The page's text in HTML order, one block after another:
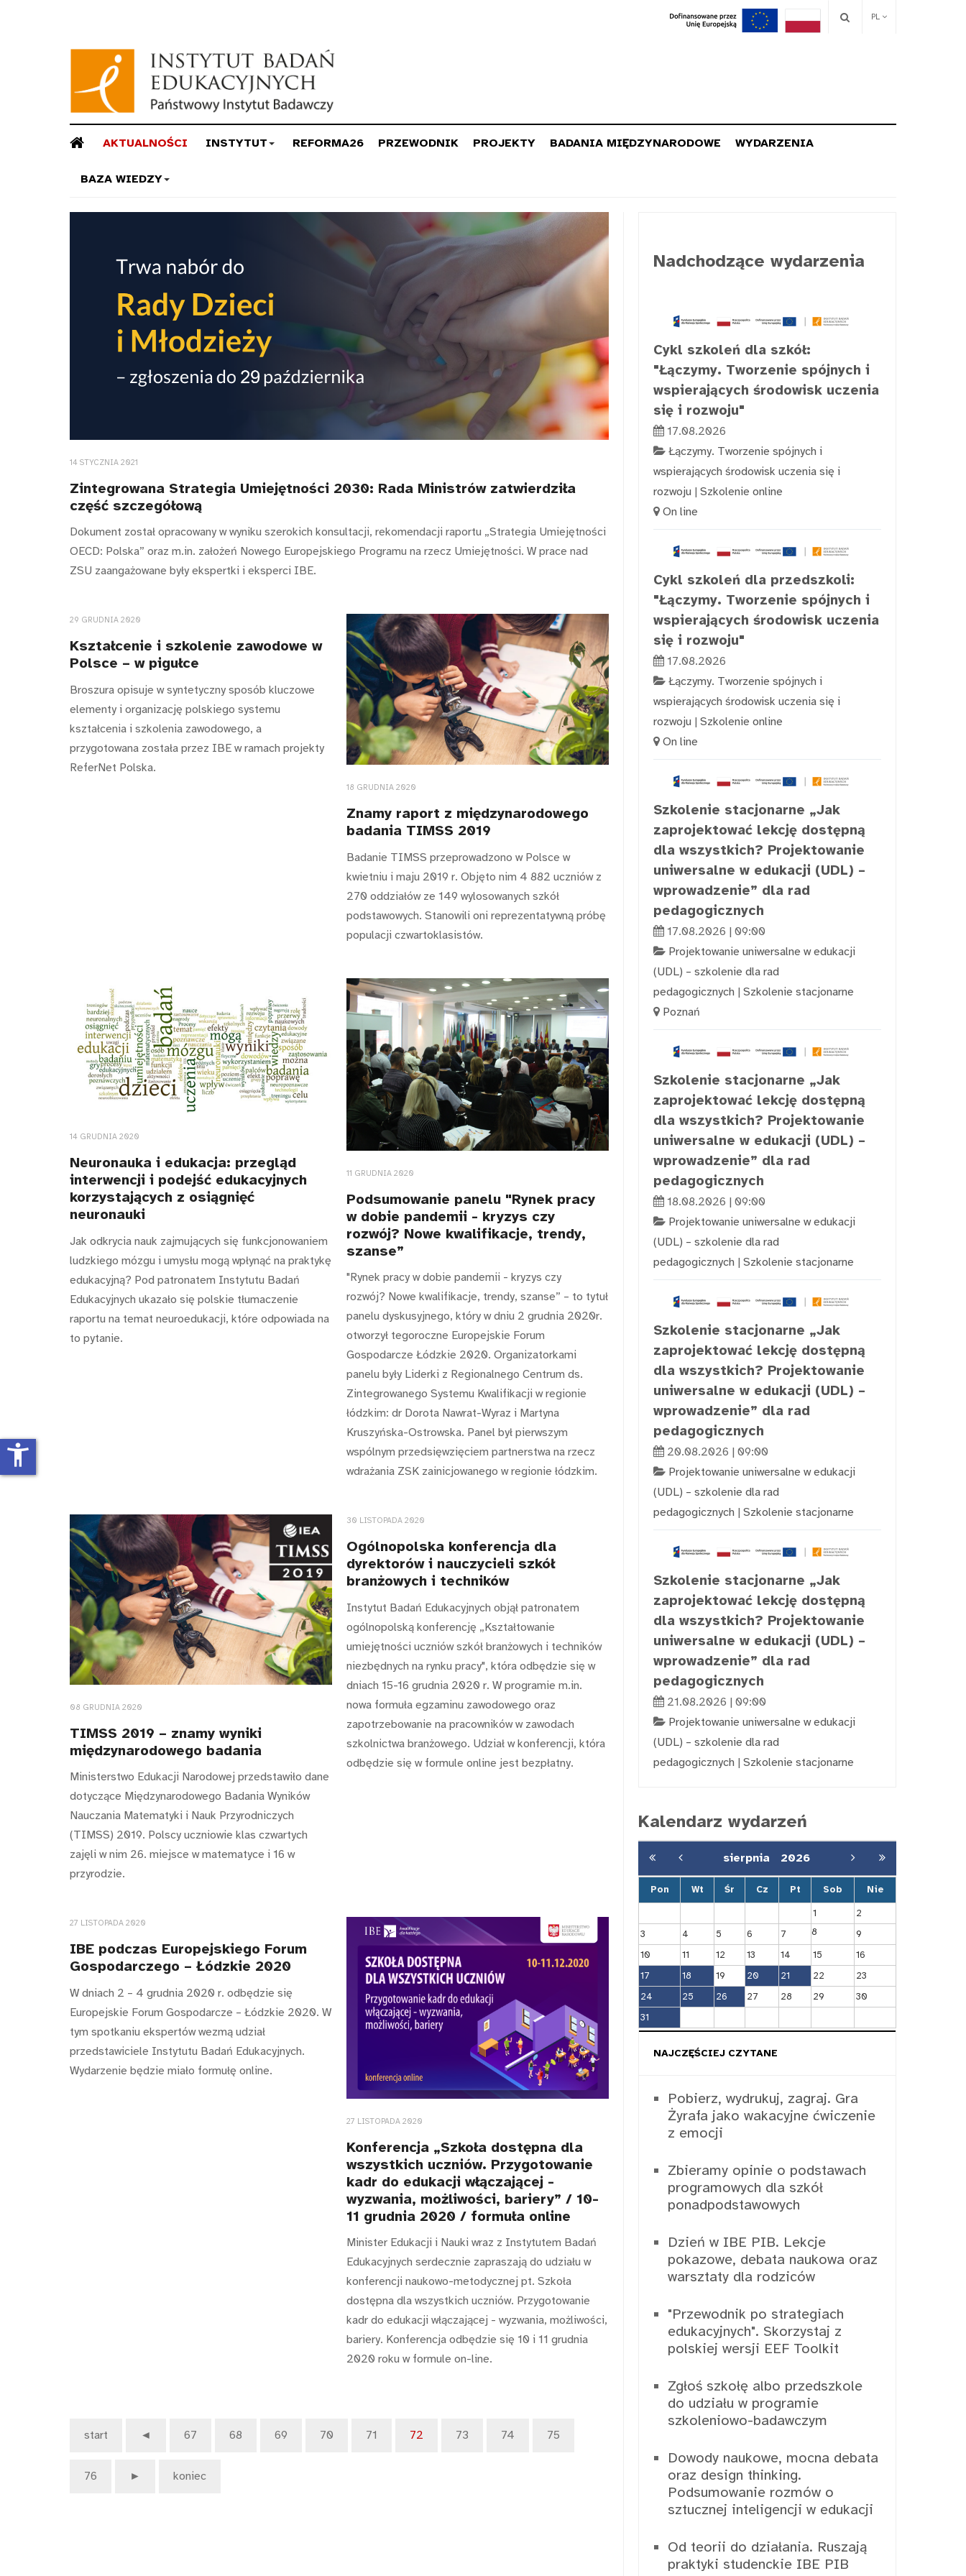
PL
AKTUALNOŚCI INSTYTUT REFORMA26 PRZEWODNIK PROJEKTY BADANIA MIĘDZYNARODOWE WYDARZENIA
BAZA WIEDZY
14 STYCZNIA 2021
Zintegrowana Strategia Umiejętności 2030: Rada Ministrów zatwierdziła
część szczegółową
Dokument został opracowany w wyniku szerokich konsultacji, rekomendacji raportu „Strategia Umiejętności
OECD: Polska” oraz m.in. założeń Nowego Europejskiego Programu na rzecz Umiejętności. W prace nad
ZSU zaangażowane były ekspertki i eksperci IBE.
29 GRUDNIA 2020
Kształcenie i szkolenie zawodowe w
Polsce – w pigułce
Broszura opisuje w syntetyczny sposób kluczowe
elementy i organizację polskiego systemu
kształcenia i szkolenia zawodowego, a
przygotowana została przez IBE w ramach projekty
ReferNet Polska.
18 GRUDNIA 2020
Znamy raport z międzynarodowego
badania TIMSS 2019
Badanie TIMSS przeprowadzono w Polsce w
kwietniu i maju 2019 r. Objęto nim 4 882 uczniów z
270 oddziałów ze 149 wylosowanych szkół
podstawowych. Stanowili oni reprezentatywną próbę
populacji czwartoklasistów.
14 GRUDNIA 2020
Neuronauka i edukacja: przegląd
interwencji i podejść edukacyjnych
korzystających z osiągnięć
neuronauki
Jak odkrycia nauk zajmujących się funkcjonowaniem
ludzkiego mózgu i umysłu mogą wpłynąć na praktykę
edukacyjną? Pod patronatem Instytutu Badań
Edukacyjnych ukazało się polskie tłumaczenie
raportu na temat neuroedukacji, które odpowiada na
to pytanie.
11 GRUDNIA 2020
Podsumowanie panelu "Rynek pracy
w dobie pandemii - kryzys czy
rozwój? Nowe kwalifikacje, trendy,
szanse”
"Rynek pracy w dobie pandemii - kryzys czy
rozwój? Nowe kwalifikacje, trendy, szanse” – to tytuł
panelu dyskusyjnego, który w dniu 2 grudnia 2020r.
otworzył tegoroczne Europejskie Forum
Gospodarcze Łódzkie 2020. Organizatorkami
panelu były Liderki z Regionalnego Centrum ds.
Zintegrowanego Systemu Kwalifikacji w regionie
łódzkim: dr Dorota Nawrat-Wyraz i Martyna
Kruszyńska-Ostrowska. Panel był pierwszym
wspólnym przedsięwzięciem partnerstwa na rzecz
wdrażania ZSK zainicjowanego w regionie łódzkim.
08 GRUDNIA 2020
TIMSS 2019 – znamy wyniki
międzynarodowego badania
Ministerstwo Edukacji Narodowej przedstawiło dane
dotyczące Międzynarodowego Badania Wyników
Nauczania Matematyki i Nauk Przyrodniczych
(TIMSS) 2019. Polscy uczniowie klas czwartych
zajęli w nim 26. miejsce w matematyce i 16 w
przyrodzie.
30 LISTOPADA 2020
Ogólnopolska konferencja dla
dyrektorów i nauczycieli szkół
branżowych i techników
Instytut Badań Edukacyjnych objął patronatem
ogólnopolską konferencję „Kształtowanie
umiejętności uczniów szkół branżowych i techników
niezbędnych na rynku pracy", która odbędzie się w
dniach 15-16 grudnia 2020 r. W programie m.in.
nowa formuła egzaminu zawodowego oraz
zapotrzebowanie na pracowników w zawodach
szkolnictwa branżowego. Udział w konferencji, która
odbędzie się w formule online jest bezpłatny.
27 LISTOPADA 2020
IBE podczas Europejskiego Forum
Gospodarczego – Łódzkie 2020
W dniach 2 – 4 grudnia 2020 r. odbędzie się
Europejskie Forum Gospodarcze – Łódzkie 2020. W
tym spotkaniu ekspertów wezmą udział
przedstawiciele Instytutu Badań Edukacyjnych.
Wydarzenie będzie miało formułę online.
27 LISTOPADA 2020
Konferencja „Szkoła dostępna dla
wszystkich uczniów. Przygotowanie
kadr do edukacji włączającej -
wyzwania, możliwości, bariery” / 10-
11 grudnia 2020 / formuła online
Minister Edukacji i Nauki wraz z Instytutem Badań
Edukacyjnych serdecznie zapraszają do udziału w
konferencji naukowo-metodycznej pt. Szkoła
dostępna dla wszystkich uczniów. Przygotowanie
kadr do edukacji włączającej - wyzwania, możliwości,
bariery. Konferencja odbędzie się 10 i 11 grudnia
2020 roku w formule on-line.
start ◄ 67 68 69 70 71 72 73 74 75
76 ► koniec
Nadchodzące wydarzenia
Cykl szkoleń dla szkół:
"Łączymy. Tworzenie spójnych i
wspierających środowisk uczenia
się i rozwoju"
17.08.2026
Łączymy. Tworzenie spójnych i
wspierających środowisk uczenia się i
rozwoju | Szkolenie online
On line
Cykl szkoleń dla przedszkoli:
"Łączymy. Tworzenie spójnych i
wspierających środowisk uczenia
się i rozwoju"
17.08.2026
Łączymy. Tworzenie spójnych i
wspierających środowisk uczenia się i
rozwoju | Szkolenie online
On line
Szkolenie stacjonarne „Jak
zaprojektować lekcję dostępną
dla wszystkich? Projektowanie
uniwersalne w edukacji (UDL) –
wprowadzenie” dla rad
pedagogicznych
17.08.2026 | 09:00
Projektowanie uniwersalne w edukacji
(UDL) – szkolenie dla rad
pedagogicznych | Szkolenie stacjonarne
Poznań
Szkolenie stacjonarne „Jak
zaprojektować lekcję dostępną
dla wszystkich? Projektowanie
uniwersalne w edukacji (UDL) –
wprowadzenie” dla rad
pedagogicznych
18.08.2026 | 09:00
Projektowanie uniwersalne w edukacji
(UDL) – szkolenie dla rad
pedagogicznych | Szkolenie stacjonarne
Szkolenie stacjonarne „Jak
zaprojektować lekcję dostępną
dla wszystkich? Projektowanie
uniwersalne w edukacji (UDL) –
wprowadzenie” dla rad
pedagogicznych
20.08.2026 | 09:00
Projektowanie uniwersalne w edukacji
(UDL) – szkolenie dla rad
pedagogicznych | Szkolenie stacjonarne
Szkolenie stacjonarne „Jak
zaprojektować lekcję dostępną
dla wszystkich? Projektowanie
uniwersalne w edukacji (UDL) –
wprowadzenie” dla rad
pedagogicznych
21.08.2026 | 09:00
Projektowanie uniwersalne w edukacji
(UDL) – szkolenie dla rad
pedagogicznych | Szkolenie stacjonarne
Kalendarz wydarzeń
sierpnia 2026
Pon Wt Śr Cz Pt Sob Nie
1
2
3
4 5 6 7 8
9
10
11 12 13 14 15
16
17
18 19 20 21 22
23
24
25 26 27 28 29
30
31
NAJCZĘŚCIEJ CZYTANE
Pobierz, wydrukuj, zagraj. Gra
Żyrafa jako wakacyjne ćwiczenie
z emocji
Zbieramy opinie o podstawach
programowych dla szkół
ponadpodstawowych
Dzień w IBE PIB. Lekcje
pokazowe, debata naukowa oraz
warsztaty dla rodziców
"Przewodnik po strategiach
edukacyjnych". Skorzystaj z
polskiej wersji EEF Toolkit
Zgłoś szkołę albo przedszkole
do udziału w programie
szkoleniowo-badawczym
Dowody naukowe, mocna debata
oraz design thinking.
Podsumowanie rozmów o
sztucznej inteligencji w edukacji
Od teorii do działania. Ruszają
praktyki studenckie IBE PIB
accessibility_new